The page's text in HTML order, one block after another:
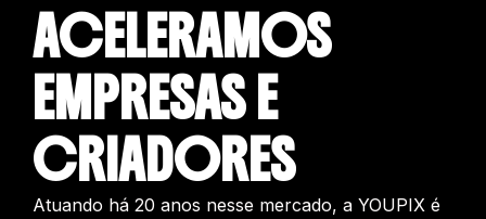
ACELERAMOS
EMPRESAS E
CRIADORES
Atuando há 20 anos nesse mercado, a YOUPIX é